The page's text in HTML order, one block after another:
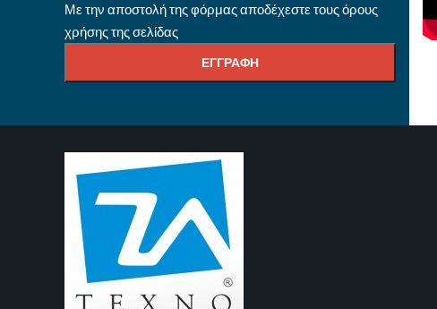
Με την αποστολή της φόρμας αποδέχεστε τους όρους
χρήσης της σελίδας